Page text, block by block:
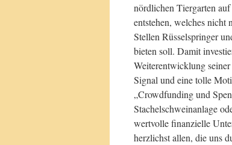
nördlichen Tiergarten
entstehen, welches nicht
Stellen Rüsselspringer
bieten soll. Damit
Weiterentwicklung
Signal und eine tolle
„Crowdfunding und
Stachelschweinanlage
wertvolle finanzielle
herzlichst allen, die uns